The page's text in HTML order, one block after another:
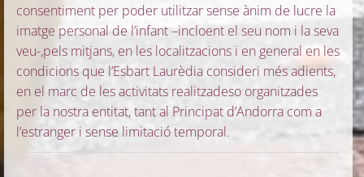
consentiment per poder utilitzar sense ànim de lucre la
imatge personal de l’infant –incloent el seu nom i la seva
veu-,pels mitjans, en les localitzacions i en general en les
condicions que l’Esbart Laurèdia consideri més adients,
en el marc de les activitats realitzadeso organitzades
per la nostra entitat, tant al Principat d’Andorra com a
l’estranger i sense limitació temporal.